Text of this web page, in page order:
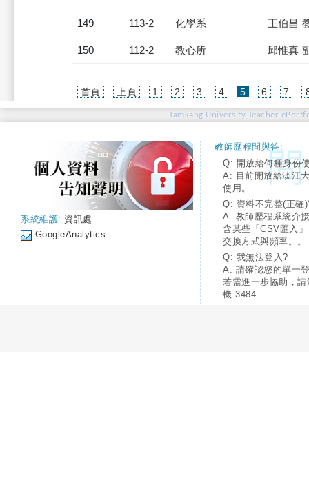
149 113-2 化學系 王伯昌
150 112-2 教心所 邱惟真
首頁 上頁 1 2 3 4 5(current)
6 7
Tamkang University Teacher
系統維護: 資訊處
GoogleAnalytics
教師歷程問與答:
Q: 開放給何種身份
A: 目前開放給淡江
使用。
Q: 資料不完整(正確
A: 教師歷程系統介
含某些「CSV匯入
交換方式與頻率。。
Q: 我無法登入?
A: 請確認您的單一
若需進一步協助，
機:3484